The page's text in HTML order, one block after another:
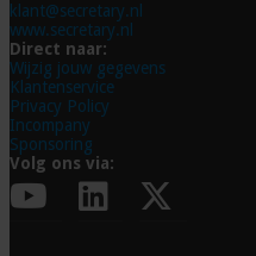
klant@secretary.nl
www.secretary.nl
Direct naar:
Wijzig jouw gegevens
Klantenservice
Privacy Policy
Incompany
Sponsoring
Volg ons via: